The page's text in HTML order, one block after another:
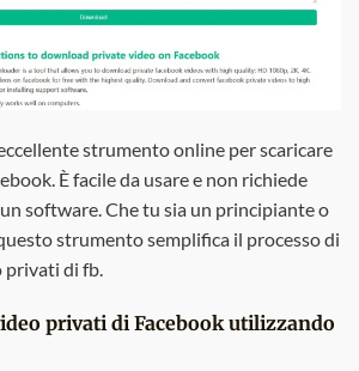
strumento online per scaricare
È facile da usare e non richiede
software. Che tu sia un principiante o
strumento semplifica il processo di
privati di fb.
privati di Facebook utilizzando